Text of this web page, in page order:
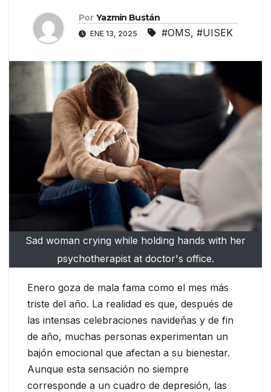
Por Yazmín Bustán
ENE 13, 2025 #OMS, #UISEK
Sad woman crying while holding hands with her
psychotherapist at doctor's office.
Enero goza de mala fama como el mes más
triste del año. La realidad es que, después de
las intensas celebraciones navideñas y de fin
de año, muchas personas experimentan un
bajón emocional que afectan a su bienestar.
Aunque esta sensación no siempre
corresponde a un cuadro de depresión, las